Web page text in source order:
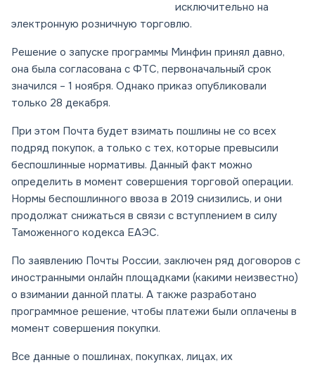
исключительно на
электронную розничную торговлю.
Решение о запуске программы Минфин принял давно,
она была согласована с ФТС, первоначальный срок
значился – 1 ноября. Однако приказ опубликовали
только 28 декабря.
При этом Почта будет взимать пошлины не со всех
подряд покупок, а только с тех, которые превысили
беспошлинные нормативы. Данный факт можно
определить в момент совершения торговой операции.
Нормы беспошлинного ввоза в 2019 снизились, и они
продолжат снижаться в связи с вступлением в силу
Таможенного кодекса ЕАЭС.
По заявлению Почты России, заключен ряд договоров с
иностранными онлайн площадками (какими неизвестно)
о взимании данной платы. А также разработано
программное решение, чтобы платежи были оплачены в
момент совершения покупки.
Все данные о пошлинах, покупках, лицах, их